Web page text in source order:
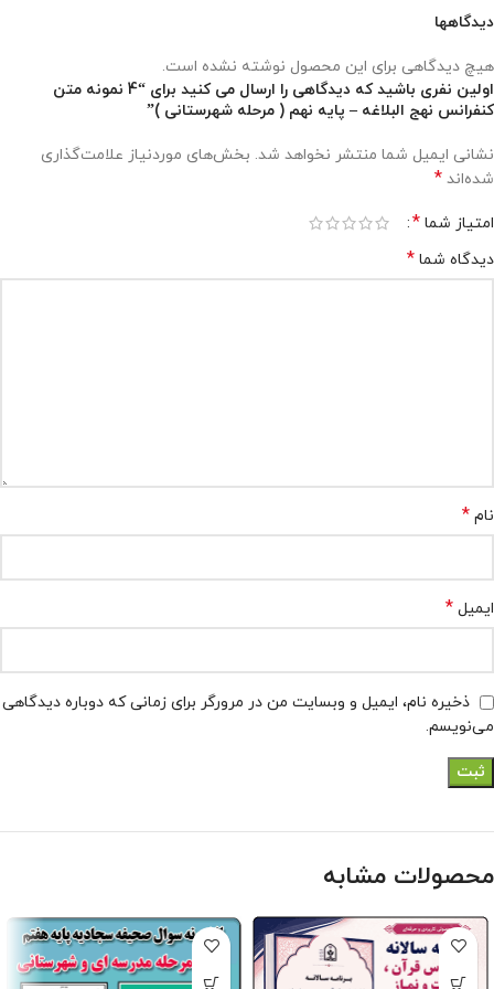
دیدگاهها
هیچ دیدگاهی برای این محصول نوشته نشده است.
اولین نفری باشید که دیدگاهی را ارسال می کنید برای “4 نمونه متن
کنفرانس نهج البلاغه – پایه نهم ( مرحله شهرستانی )”
نشانی ایمیل شما منتشر نخواهد شد. بخش‌های موردنیاز علامت‌گذاری
شده‌اند *
امتیاز شما *
دیدگاه شما *
نام *
ایمیل *
ذخیره نام، ایمیل و وبسایت من در مرورگر برای زمانی که دوباره دیدگاهی
می‌نویسم.
محصولات مشابه